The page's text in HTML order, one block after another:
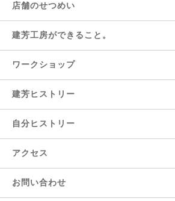
店舗のせつめい
建芳工房ができること。
ワークショップ
建芳ヒストリー
自分ヒストリー
アクセス
お問い合わせ